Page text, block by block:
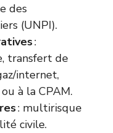
des
(UNPI).
:
transfert de
internet,
à la CPAM.
: multirisque
civile.